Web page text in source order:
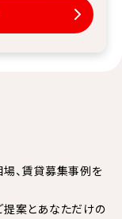
、賃貸募集事例を
提案とあなただけの